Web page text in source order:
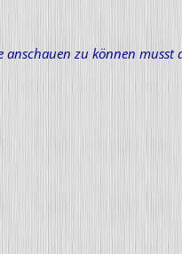
zu können musst